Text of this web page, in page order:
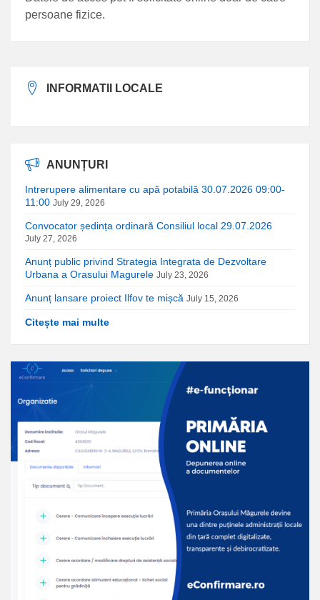
persoane fizice.
INFORMATII LOCALE
ANUNȚURI
Intrerupere alimentare cu apă potabilă 30.07.2026 09:00-
11:00 July 29, 2026
Convocator ședința ordinară Consiliul local 29.07.2026
July 27, 2026
Anunț public privind Strategia Integrata de Dezvoltare
Urbana a Orasului Magurele July 23, 2026
Anunț lansare proiect Ilfov te mișcă July 15, 2026
Citește mai multe